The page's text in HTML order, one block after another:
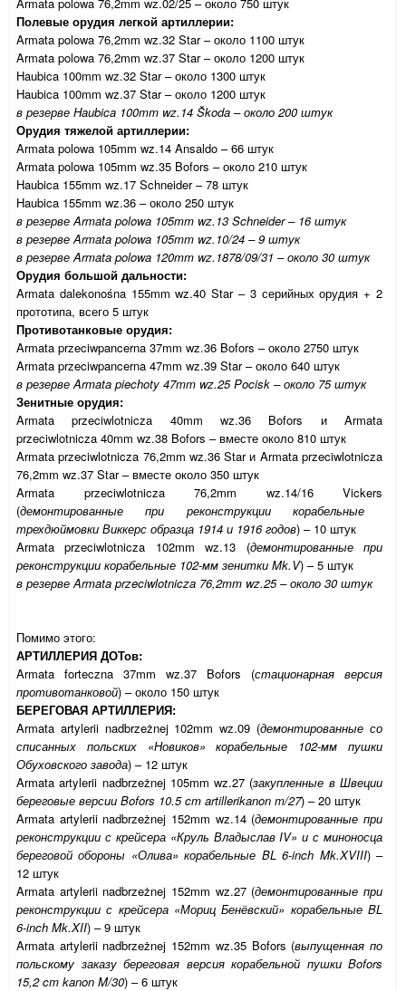
Полевые орудия легкой артиллерии:
Armata polowa 76,2mm wz.32 Star – около 1100 штук
Armata polowa 76,2mm wz.37 Star – около 1200 штук
Haubica 100mm wz.32 Star – около 1300 штук
Haubica 100mm wz.37 Star – около 1200 штук
в резерве Haubica 100mm wz.14 Škoda – около 200 штук
Орудия тяжелой артиллерии:
Armata polowa 105mm wz.14 Ansaldo – 66 штук
Armata polowa 105mm wz.35 Bofors – около 210 штук
Haubica 155mm wz.17 Schneider – 78 штук
Haubica 155mm wz.36 – около 250 штук
в резерве Armata polowa 105mm wz.13 Schneider – 16 штук
в резерве Armata polowa 105mm wz.10/24 – 9 штук
в резерве Armata polowa 120mm wz.1878/09/31 – около 30 штук
Орудия большой дальности:
Armata dalekonośna 155mm wz.40 Star – 3 серийных орудия + 2
прототипа, всего 5 штук
Противотанковые орудия:
Armata przeciwpancerna 37mm wz.36 Bofors – около 2750 штук
Armata przeciwpancerna 47mm wz.39 Star – около 640 штук
в резерве Armata piechoty 47mm wz.25 Pocisk – около 75 штук
Зенитные орудия:
Armata przeciwlotnicza 40mm wz.36 Bofors и Armata
przeciwlotnicza 40mm wz.38 Bofors – вместе около 810 штук
Armata przeciwlotnicza 76,2mm wz.36 Star и Armata przeciwlotnicza
76,2mm wz.37 Star – вместе около 350 штук
Armata przeciwlotnicza 76,2mm wz.14/16 Vickers
(демонтированные при реконструкции корабельные
трехдюймовки Виккерс образца 1914 и 1916 годов) – 10 штук
Armata przeciwlotnicza 102mm wz.13 (демонтированные при
реконструкции корабельные 102-мм зенитки Mk.V) – 5 штук
в резерве Armata przeciwlotnicza 76,2mm wz.25 – около 30 штук
Помимо этого:
АРТИЛЛЕРИЯ ДОТов:
Armata forteczna 37mm wz.37 Bofors (стационарная версия
противотанковой) – около 150 штук
БЕРЕГОВАЯ АРТИЛЛЕРИЯ:
Armata artylerii nadbrzeżnej 102mm wz.09 (демонтированные со
списанных польских «Новиков» корабельные 102-мм пушки
Обуховского завода) – 12 штук
Armata artylerii nadbrzeżnej 105mm wz.27 (закупленные в Швеции
береговые версии Bofors 10.5 cm artillerikanon m/27) – 20 штук
Armata artylerii nadbrzeżnej 152mm wz.14 (демонтированные при
реконструкции с крейсера «Круль Владыслав IV» и с миноносца
береговой обороны «Олива» корабельные BL 6-inch Mk.XVIII) –
12 штук
Armata artylerii nadbrzeżnej 152mm wz.27 (демонтированные при
реконструкции с крейсера «Мориц Бенёвский» корабельные BL
6-inch Mk.XII) – 9 штук
Armata artylerii nadbrzeżnej 152mm wz.35 Bofors (выпущенная по
польскому заказу береговая версия корабельной пушки Bofors
15,2 cm kanon M/30) – 6 штук